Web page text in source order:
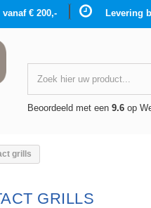
Levering
vanaf € 200,-
Beoordeeld met een 9.6op
grills
GRILLS